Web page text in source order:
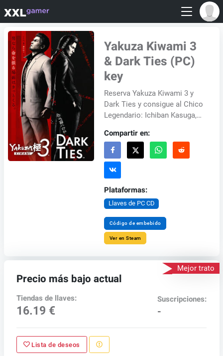
Yakuza Kiwami 3
& Dark Ties (PC)
key
Reserva Yakuza Kiwami 3 y
Dark Ties y consigue al Chico
Legendario: Ichiban Kasuga,
personaje Ichiban Kasuga en
la Banda de C...
Compartir en:
Plataformas:
Llaves de PC CD
Código de embebido
Ver en Steam
Mejor trato
Precio más bajo actual
Tiendas de llaves:
16.19 €
Suscripciones:
-
Lista de deseos